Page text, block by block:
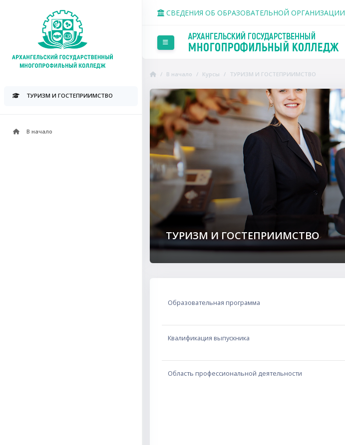
СВЕДЕНИЯ ОБ ОБРАЗОВАТЕЛЬНОЙ ОРГАНИЗАЦИИ
Боковая панель
ТУРИЗМ И ГОСТЕПРИИМСТВО
В начало
В начало Курсы ТУРИЗМ И ГОСТЕПРИИМСТВО
Пропустить Course Intro
ТУРИЗМ И ГОСТЕПРИИМСТВО
Образовательная программа
Квалификация выпускника
Область профессиональной деятельности